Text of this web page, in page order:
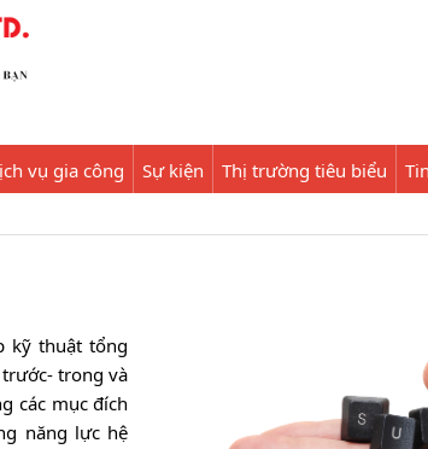
vụ gia công Sự kiện Thị trường tiêu biểu
kỹ thuật tổng
trong và
các mục đích
năng lực hệ